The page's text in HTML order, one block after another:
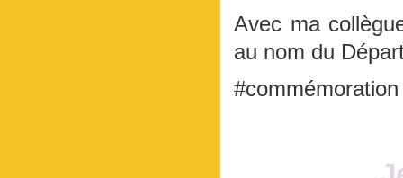
Avec ma
au nom du